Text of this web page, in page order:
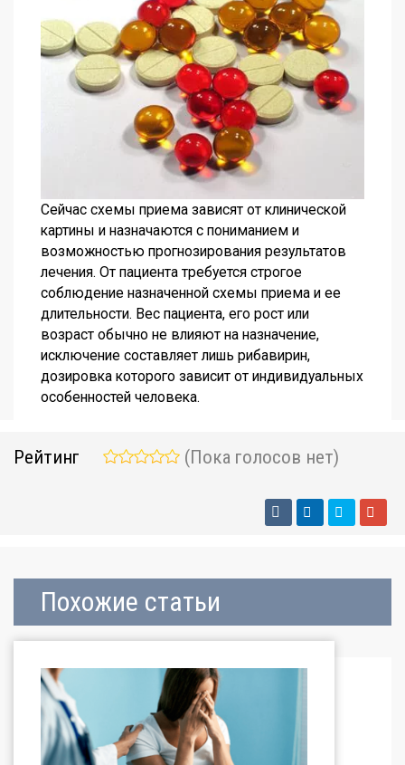
Сейчас схемы приема зависят от клинической
картины и назначаются с пониманием и
возможностью прогнозирования результатов
лечения. От пациента требуется строгое
соблюдение назначенной схемы приема и ее
длительности. Вес пациента, его рост или
возраст обычно не влияют на назначение,
исключение составляет лишь рибавирин,
дозировка которого зависит от индивидуальных
особенностей человека.
Рейтинг (Пока голосов нет)
Похожие статьи